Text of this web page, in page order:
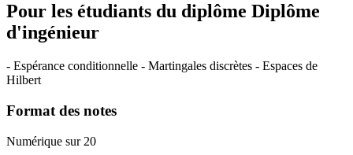
Pour les étudiants du diplôme Diplôme
d'ingénieur
- Espérance conditionnelle - Martingales discrètes - Espaces de
Hilbert
Format des notes
Numérique sur 20